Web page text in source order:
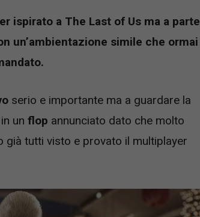
ispirato a The Last of Us ma a parte
un’ambientazione simile che ormai
serio e importante ma a guardare la
un flop annunciato dato che molto
già tutti visto e provato il multiplayer